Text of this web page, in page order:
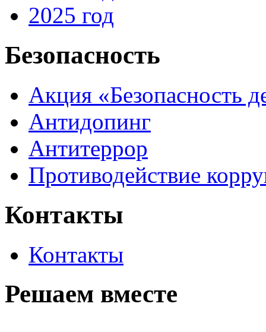
2025 год
Безопасность
Акция «Безопасность
Антидопинг
Антитеррор
Противодействие
Контакты
Контакты
Решаем вместе